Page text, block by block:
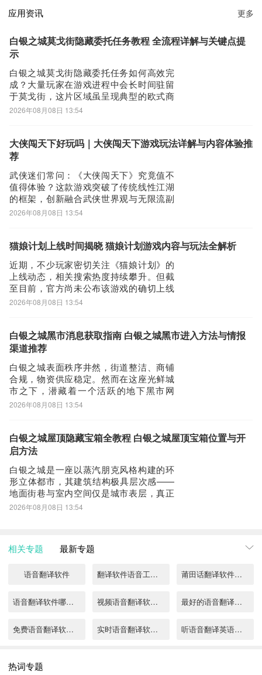
语音翻译4.8.6 下载安装说明：
下载语音翻译到手机上面的方法有很多。 安卓系统的手机可以在豌
豆荚或者PP助手等手机助手里面一键下载安装！也可以通过电脑端
用手机扫描语音翻译下载的二维码获取下载链接！有手机端直接访问
网页下载也是可以的，下面就为大家介绍下手机网页怎么下载最新语
音翻译4.8.6
首先，我们手机里要有一个浏览器，小编比较喜欢用UC浏览器，当
然可以用手机都是自带网页浏览器的，我这边使用的是华为手机下载
最新语音翻译
第二步：
打开UC浏览器或者自带浏览器，我们在地址栏上直接输入最新语音
站，当然推荐大家选择PP助手、豌豆荚这类比较知名的网站下载更
加安全可靠
第三步：
选择进入其中一个语音翻译APP下载的网页，我们可以看到网站头部
最好还是选择安全下载
第四步：
路径根据个人喜爱可改可不改，这边小编选择默认路径。单击确定，
可以看到文件就已经开始下载了，我们等待他下载安装完即可 第五
步：
音翻译APP图标进入欢迎页就可以开始使用了
应用资讯 更多
白银之城莫戈街隐藏委托任务教程 全流程详解与关键点提
示
白银之城莫戈街隐藏委托任务如何高效完
成？大量玩家在游戏进程中会长时间驻留
于莫戈街，这片区域虽呈现典型的欧式商
业风貌，表面繁华有序，实则暗藏多重势
此，各类动态线索与高价值隐藏委托均散
落于街巷褶皱之中，需结合系统性探索逻
2026年08月08日 13:54
大侠闯天下好玩吗｜大侠闯天下游戏玩法详解与内容体验推
荐
武侠迷们常问：《大侠闯天下》究竟值不
值得体验？这款游戏突破了传统线性江湖
的框架，创新融合武侠世界观与无限流副
本机制，构建出高自由度、强随机性的成
中穿梭历练——从烽火连天的古代战场，
异界秘境，每
2026年08月08日 13:54
猫娘计划上线时间揭晓 猫娘计划游戏内容与玩法全解析
近期，不少玩家密切关注《猫娘计划》的
上线动态，相关搜索热度持续攀升。但截
至目前，官方尚未公布该游戏的确切上线
日期，具体时间仍需静待后续公告。对本
线时第一时间获取通知。游戏以AI驱动的
数字生命为核心理念，致力于构建一个具
2026年08月08日 13:54
白银之城黑市消息获取指南 白银之城黑市进入方法与情报
渠道推荐
白银之城表面秩序井然，街道整洁、商铺
合规，物资供应稳定。然而在这座光鲜城
市之下，潜藏着一个活跃的地下黑市网
络。许多玩家在推进主线任务时急需液态
缺的交易渠道。进入黑市共有两条主要路
径。第一条路径便捷高效：前往夜莺酒吧
2026年08月08日 13:54
白银之城屋顶隐藏宝箱全教程 白银之城屋顶宝箱位置与开
启方法
白银之城是一座以蒸汽朋克风格构建的环
形立体都市，其建筑结构极具层次感——
地面街巷与室内空间仅是城市表层，真正
的探索维度延伸至高空：屋檐边缘、钟楼
这座城市的“第三维度”所承载的关键资源。
2026年08月08日 13:54
相关专题 最新专题
语音翻译软件 翻译软件语音工具推荐 莆田话翻译软件语音有哪些
语音翻译软件哪个好用 视频语音翻译软件哪个好 最好的语音翻译软件有哪些
免费语音翻译软件哪个好2022 实时语音翻译软件哪个好 听语音翻译英语的软件有哪些2022
热词专题